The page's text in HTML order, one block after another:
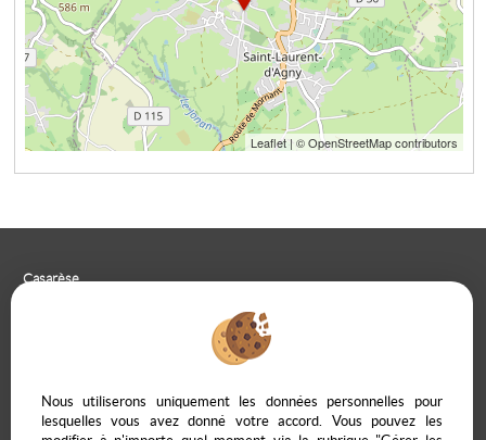
Leaflet| © OpenStreetMap contributors
Casarèse
09 85 65 95 83
Nous utiliserons uniquement les données personnelles pour
lesquelles vous avez donné votre accord. Vous pouvez les